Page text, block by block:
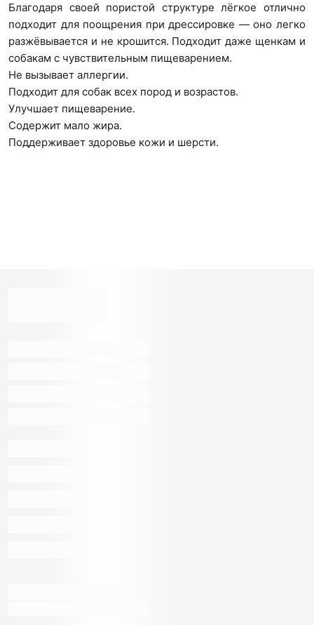
Благодаря своей пористой структуре лёгкое отлично
подходит для поощрения при дрессировке — оно легко
разжёвывается и не крошится. Подходит даже щенкам и
собакам с чувствительным пищеварением.
Не вызывает аллергии.
Подходит для собак всех пород и возрастов.
Улучшает пищеварение.
Содержит мало жира.
Поддерживает здоровье кожи и шерсти.